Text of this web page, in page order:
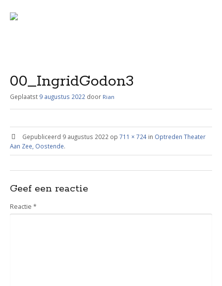
00_IngridGodon3
Geplaatst 9 augustus 2022 door Rian
Gepubliceerd 9 augustus 2022op 711 × 724in Optreden Theater
Aan Zee, Oostende.
Geef een reactie
Reactie *